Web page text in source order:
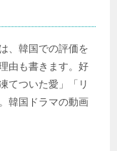
、韓国での評価を
由も書きます。好
てついた愛」「リ
韓国ドラマの動画